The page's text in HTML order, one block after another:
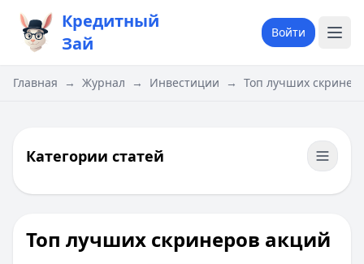
Кредитный
Зай
Войти
Главная → Журнал → Инвестиции → Топ лучших
Категории статей
Топ лучших скринеров акций